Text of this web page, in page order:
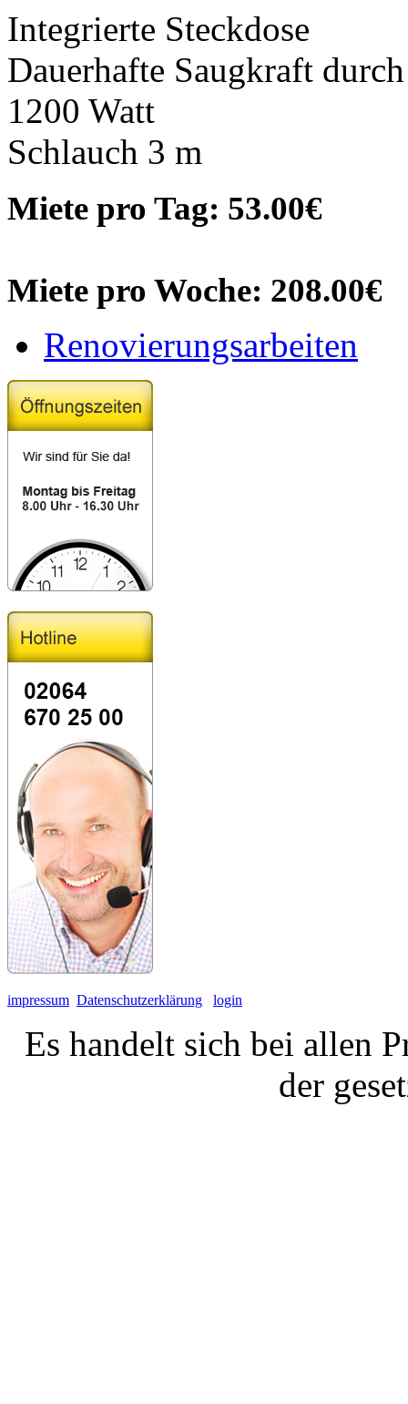
Integrierte Steckdose
Dauerhafte Saugkraft
1200 Watt
Schlauch 3 m
Miete pro Tag: 53.00€
Miete pro Woche: 208.00€
Renovierungsarbeiten
impressum Datenschutzerklärung login
Es handelt sich bei allen
der